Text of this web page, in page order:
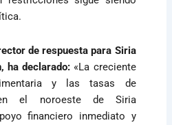
de respuesta para Siria
ha declarado: «La creciente
y las tasas de
el noroeste de Siria
financiero inmediato y